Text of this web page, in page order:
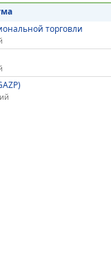
торговли